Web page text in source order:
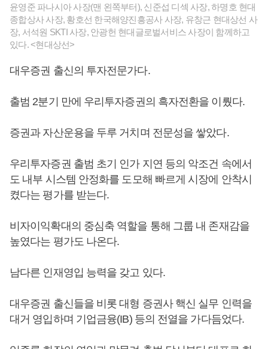
윤영준 파나시아 사장(맨 왼쪽부터), 신준섭 디섹 사장, 하명호 현대
종합상사 사장, 황호선 한국해양진흥공사 사장, 유창근 현대상선 사
장, 서석원 SKTI 사장, 안광헌 현대글로벌서비스 사장이 함께하고
있다. <현대상선>
대우증권 출신의 투자전문가다.
출범 2분기 만에 우리투자증권의 흑자전환을 이뤘다.
증권과 자산운용을 두루 거치며 전문성을 쌓았다.
우리투자증권 출범 초기 인가 지연 등의 악조건 속에서
도 내부 시스템 안정화를 도모해 빠르게 시장에 안착시
켰다는 평가를 받는다.
비자이익확대의 중심축 역할을 통해 그룹 내 존재감을
높였다는 평가도 나온다.
남다른 인재영입 능력을 갖고 있다.
대우증권 출신들을 비롯 대형 증권사 핵신 실무 인력을
대거 영입하며 기업금융(IB) 등의 전열을 가다듬었다.